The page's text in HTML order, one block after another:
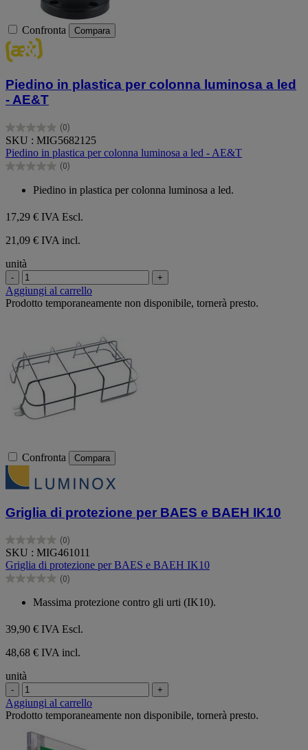
Confronta Compara
Piedino in plastica per colonna luminosa a led
- AE&T
(0)
0.0
su
5
stelle.
SKU : MIG5682125
Piedino in plastica per colonna luminosa a led - AE&T
(0)
0.0
Piedino in plastica per colonna luminosa a led.
17,29 € IVA Escl.
21,09 € IVA incl.
unità
- +
Aggiungi al carrello
Prodotto temporaneamente non disponibile, tornerà presto.
Confronta Compara
Griglia di protezione per BAES e BAEH IK10
(0)
0.0
su
5
stelle.
SKU : MIG461011
Griglia di protezione per BAES e BAEH IK10
(0)
0.0
Massima protezione contro gli urti (IK10).
39,90 € IVA Escl.
48,68 € IVA incl.
unità
- +
Aggiungi al carrello
Prodotto temporaneamente non disponibile, tornerà presto.